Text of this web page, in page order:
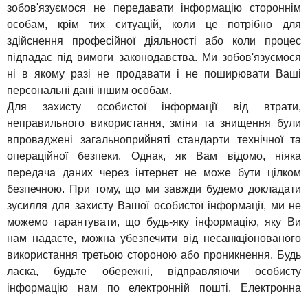
зобов'язуємося не передавати інформацію стороннім
особам, крім тих ситуацій, коли це потрібно для
здійснення професійної діяльності або коли процес
підпадає під вимоги законодавства. Ми зобов'язуємося
ні в якому разі не продавати і не поширювати Ваші
персональні дані іншим особам.
Для захисту особистої інформації від втрати,
неправильного використання, зміни та знищення були
впроваджені загальноприйняті стандарти технічної та
операційної безпеки. Однак, як Вам відомо, ніяка
передача даних через інтернет не може бути цілком
безпечною. При тому, що ми завжди будемо докладати
зусилля для захисту Вашої особистої інформації, ми не
можемо гарантувати, що будь-яку інформацію, яку Ви
нам надаєте, можна убезпечити від несанкціонованого
використання третьою стороною або проникнення. Будь
ласка, будьте обережні, відправляючи особисту
інформацію нам по електронній пошті. Електронна